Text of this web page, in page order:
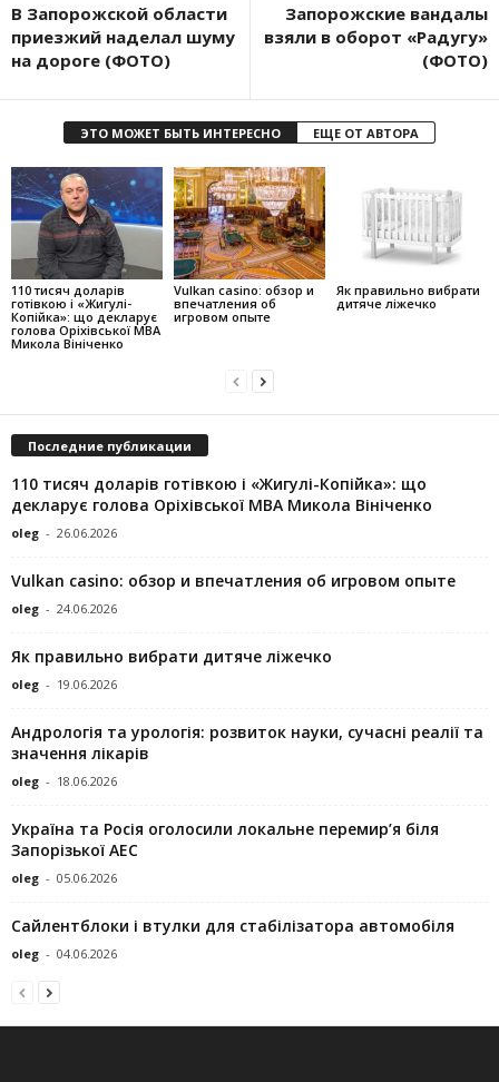
В Запорожской области
приезжий наделал шуму
на дороге (ФОТО)
Запорожские вандалы
взяли в оборот «Радугу»
(ФОТО)
ЭТО МОЖЕТ БЫТЬ ИНТЕРЕСНО ЕЩЕ ОТ АВТОРА
110 тисяч доларів
готівкою і «Жигулі-
Копійка»: що декларує
голова Оріхівської МВА
Микола Вініченко
Vulkan casino: обзор и
впечатления об
игровом опыте
Як правильно вибрати
дитяче ліжечко
Последние публикации
110 тисяч доларів готівкою і «Жигулі-Копійка»: що
декларує голова Оріхівської МВА Микола Вініченко
oleg - 26.06.2026
Vulkan casino: обзор и впечатления об игровом опыте
oleg - 24.06.2026
Як правильно вибрати дитяче ліжечко
oleg - 19.06.2026
Андрологія та урологія: розвиток науки, сучасні реалії та
значення лікарів
oleg - 18.06.2026
Україна та Росія оголосили локальне перемир’я біля
Запорізької АЕС
oleg - 05.06.2026
Сайлентблоки і втулки для стабілізатора автомобіля
oleg - 04.06.2026